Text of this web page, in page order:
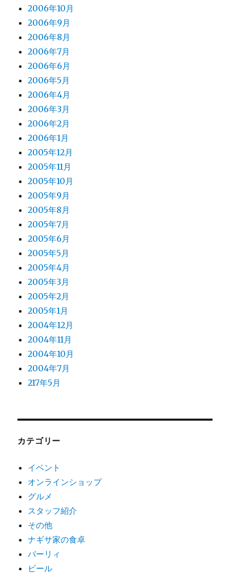
2006年10月
2006年9月
2006年8月
2006年7月
2006年6月
2006年5月
2006年4月
2006年3月
2006年2月
2006年1月
2005年12月
2005年11月
2005年10月
2005年9月
2005年8月
2005年7月
2005年6月
2005年5月
2005年4月
2005年3月
2005年2月
2005年1月
2004年12月
2004年11月
2004年10月
2004年7月
217年5月
カテゴリー
イベント
オンラインショップ
グルメ
スタッフ紹介
その他
ナギサ家の食卓
バーリィ
ビール